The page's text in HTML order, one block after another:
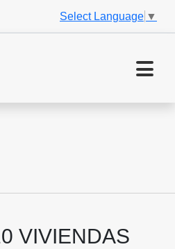
Select Language ▼
VIVIENDAS